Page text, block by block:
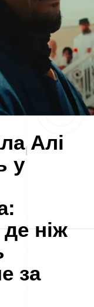
Алі
у
ніж
за